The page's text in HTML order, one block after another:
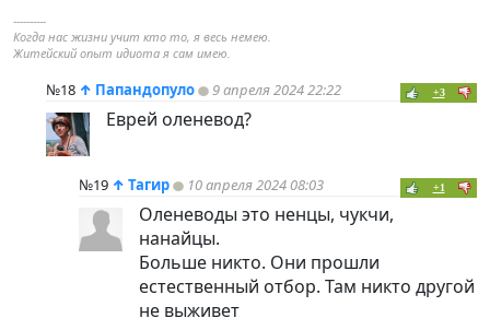
----------
Когда нас жизни учит кто то, я весь немею.
Житейский опыт идиота я сам имею.
№18 ↑ Папандопуло 9 апреля 2024 22:22 +3
Еврей оленевод?
№19 ↑ Тагир 10 апреля 2024 08:03 +1
Оленеводы это ненцы, чукчи,
нанайцы.
Больше никто. Они прошли
естественный отбор. Там никто другой
не выживет